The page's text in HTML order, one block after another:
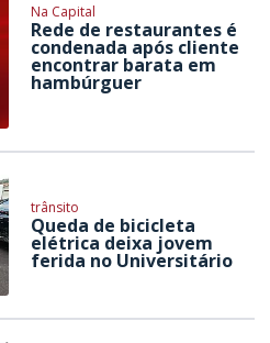
Na Capital
Rede de restaurantes é
condenada após cliente
encontrar barata em
hambúrguer
trânsito
Queda de bicicleta
elétrica deixa jovem
ferida no Universitário